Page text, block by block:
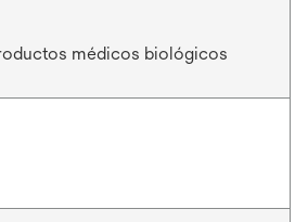
médicos biológicos